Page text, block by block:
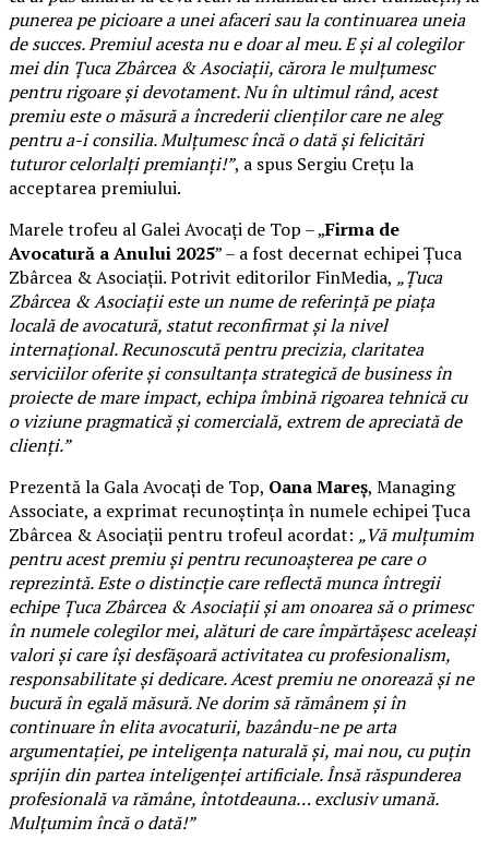
punerea pe picioare a unei afaceri sau la continuarea uneia
de succes. Premiul acesta nu e doar al meu. E și al colegilor
mei din Țuca Zbârcea & Asociații, cărora le mulțumesc
pentru rigoare și devotament. Nu în ultimul rând, acest
premiu este o măsură a încrederii clienților care ne aleg
pentru a-i consilia. Mulțumesc încă o dată și felicitări
tuturor celorlalți premianți!”, a spus Sergiu Crețu la
acceptarea premiului.
Marele trofeu al Galei Avocați de Top – „Firma de
Avocatură a Anului 2025” – a fost decernat echipei Țuca
Zbârcea & Asociații. Potrivit editorilor FinMedia, „Țuca
Zbârcea & Asociații este un nume de referință pe piața
locală de avocatură, statut reconfirmat și la nivel
internațional. Recunoscută pentru precizia, claritatea
serviciilor oferite și consultanța strategică de business în
proiecte de mare impact, echipa îmbină rigoarea tehnică cu
o viziune pragmatică și comercială, extrem de apreciată de
clienți.”
Prezentă la Gala Avocați de Top, Oana Mareș, Managing
Associate, a exprimat recunoștința în numele echipei Țuca
Zbârcea & Asociații pentru trofeul acordat: „Vă mulțumim
pentru acest premiu și pentru recunoașterea pe care o
reprezintă. Este o distincție care reflectă munca întregii
echipe Țuca Zbârcea & Asociații și am onoarea să o primesc
în numele colegilor mei, alături de care împărtășesc aceleași
valori și care își desfășoară activitatea cu profesionalism,
responsabilitate și dedicare. Acest premiu ne onorează și ne
bucură în egală măsură. Ne dorim să rămânem și în
continuare în elita avocaturii, bazându-ne pe arta
argumentației, pe inteligența naturală și, mai nou, cu puțin
sprijin din partea inteligenței artificiale. Însă răspunderea
profesională va rămâne, întotdeauna… exclusiv umană.
Mulțumim încă o dată!”